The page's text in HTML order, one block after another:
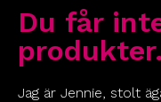
Du får
Jag är Jennie, stolt